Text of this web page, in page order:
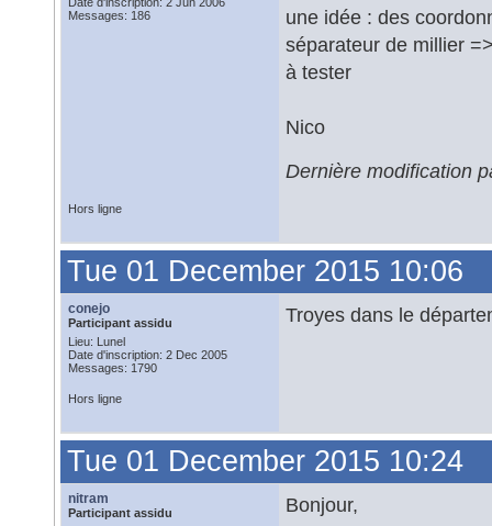
Messages: 186
une idée : des
séparateur de millier
à tester
Nico
Dernière modification
Hors ligne
Tue 01 December 2015 10:06
conejo
Participant assidu
Lieu: Lunel
Date d'inscription: 2 Dec 2005
Messages: 1790
Troyes dans le
Hors ligne
Tue 01 December 2015 10:24
nitram
Participant assidu
Bonjour,